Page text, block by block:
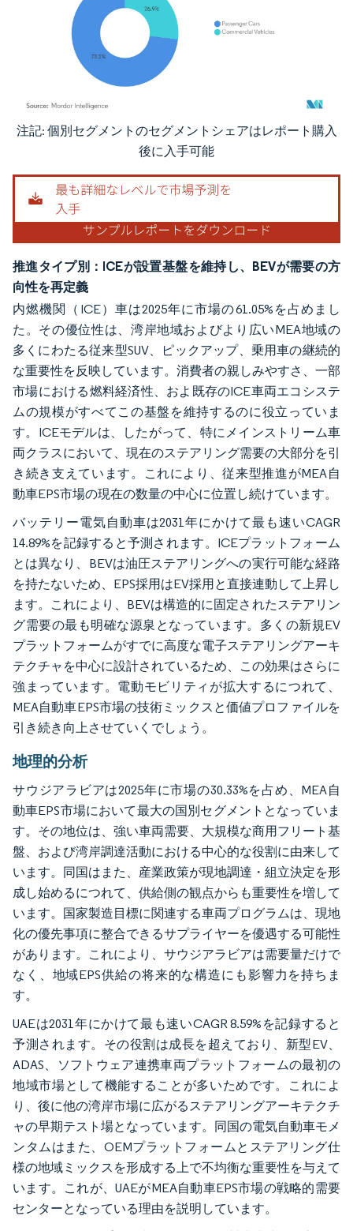
画像 © Mordor Intelligence。再利用にはCC BY 4.0の表示が必要です。
注記: 個別セグメントのセグメントシェアはレポート購入
後に入手可能
推進タイプ別：ICEが設置基盤を維持し、BEVが需要の方
向性を再定義
内燃機関（ICE）車は2025年に市場の61.05%を占めまし
た。その優位性は、湾岸地域およびより広いMEA地域の
多くにわたる従来型SUV、ピックアップ、乗用車の継続的
な重要性を反映しています。消費者の親しみやすさ、一部
市場における燃料経済性、およ既存のICE車両エコシステ
ムの規模がすべてこの基盤を維持するのに役立っていま
す。ICEモデルは、したがって、特にメインストリーム車
両クラスにおいて、現在のステアリング需要の大部分を引
き続き支えています。これにより、従来型推進がMEA自
動車EPS市場の現在の数量の中心に位置し続けています。
バッテリー電気自動車は2031年にかけて最も速いCAGR
14.89%を記録すると予測されます。ICEプラットフォーム
とは異なり、BEVは油圧ステアリングへの実行可能な経路
を持たないため、EPS採用はEV採用と直接連動して上昇し
ます。これにより、BEVは構造的に固定されたステアリン
グ需要の最も明確な源泉となっています。多くの新規EV
プラットフォームがすでに高度な電子ステアリングアーキ
テクチャを中心に設計されているため、この効果はさらに
強まっています。電動モビリティが拡大するにつれて、
MEA自動車EPS市場の技術ミックスと価値プロファイルを
引き続き向上させていくでしょう。
地理的分析
サウジアラビアは2025年に市場の30.33%を占め、MEA自
動車EPS市場において最大の国別セグメントとなっていま
す。その地位は、強い車両需要、大規模な商用フリート基
盤、および湾岸調達活動における中心的な役割に由来して
います。同国はまた、産業政策が現地調達・組立決定を形
成し始めるにつれて、供給側の観点からも重要性を増して
います。国家製造目標に関連する車両プログラムは、現地
化の優先事項に整合できるサプライヤーを優遇する可能性
があります。これにより、サウジアラビアは需要量だけで
なく、地域EPS供給の将来的な構造にも影響力を持ちま
す。
UAEは2031年にかけて最も速いCAGR 8.59%を記録すると
予測されます。その役割は成長を超えており、新型EV、
ADAS、ソフトウェア連携車両プラットフォームの最初の
地域市場として機能することが多いためです。これによ
り、後に他の湾岸市場に広がるステアリングアーキテクチ
ャの早期テスト場となっています。同国の電気自動車モメ
ンタムはまた、OEMプラットフォームとステアリング仕
様の地域ミックスを形成する上で不均衡な重要性を与えて
います。これが、UAEがMEA自動車EPS市場の戦略的需要
センターとなっている理由を説明しています。